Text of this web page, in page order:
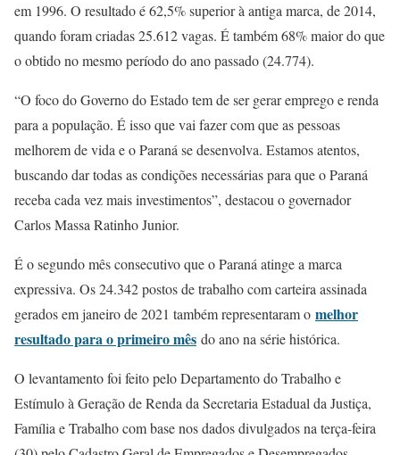
em 1996. O resultado é 62,5% superior à antiga marca, de 2014,
quando foram criadas 25.612 vagas. É também 68% maior do que
o obtido no mesmo período do ano passado (24.774).
“O foco do Governo do Estado tem de ser gerar emprego e renda
para a população. É isso que vai fazer com que as pessoas
melhorem de vida e o Paraná se desenvolva. Estamos atentos,
buscando dar todas as condições necessárias para que o Paraná
receba cada vez mais investimentos”, destacou o governador
Carlos Massa Ratinho Junior.
É o segundo mês consecutivo que o Paraná atinge a marca
expressiva. Os 24.342 postos de trabalho com carteira assinada
gerados em janeiro de 2021 também representaram o melhor
resultado para o primeiro mês do ano na série histórica.
O levantamento foi feito pelo Departamento do Trabalho e
Estímulo à Geração de Renda da Secretaria Estadual da Justiça,
Família e Trabalho com base nos dados divulgados na terça-feira